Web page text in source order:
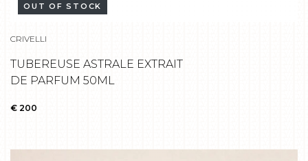
OUT OF STOCK
CRIVELLI
TUBEREUSE ASTRALE EXTRAIT
DE PARFUM 50ML
€ 200